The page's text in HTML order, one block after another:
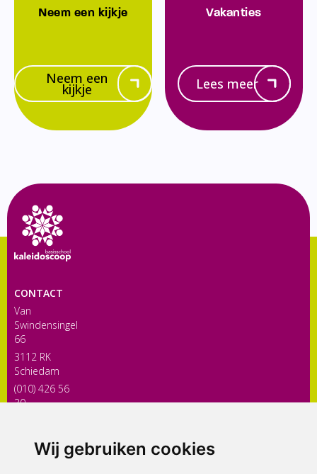
Wij gebruiken cookies
Neem een kijkje
Neem een
kijkje
Vakanties
Lees meer
CONTACT
Van
Swindensingel
66
3112 RK
Schiedam
(010) 426 56
30
ONDERDEEL VAN